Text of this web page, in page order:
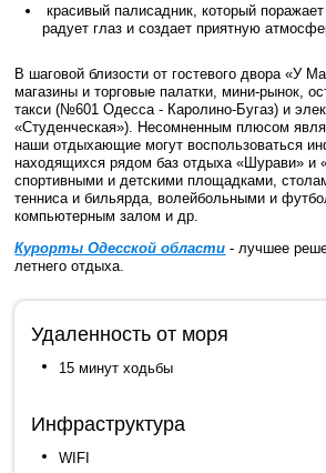
красивый палисадник, который
радует глаз и создает приятную
В шаговой близости от гостевого двора «У
магазины и торговые палатки, мини-рынок,
такси (№601 Одесса - Каролино-Бугаз) и
«Студенческая»). Несомненным плюсом
наши отдыхающие могут воспользоваться
находящихся рядом баз отдыха «Шурави» и
спортивными и детскими площадками,
тенниса и бильярда, волейбольными и
компьютерным залом и др.
Курорты Одесской области - лучшее
летнего отдыха.
Удаленность от моря
15 минут ходьбы
Инфраструктура
WIFI